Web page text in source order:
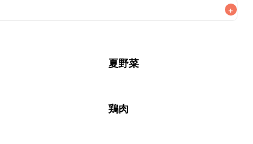
+
くお早めにお召し上がりください。
夏野菜
鶏肉